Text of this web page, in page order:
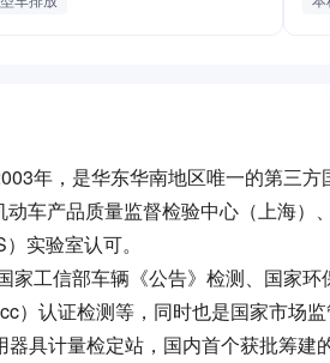
年，是华东华南地区唯一的第三方
车产品质量监督检验中心（上海）
实验室认可。
家工信部车辆《公告》检测、国家环
）认证检测等，同时也是国家市场
具计量检定站，国内首个获批筹建